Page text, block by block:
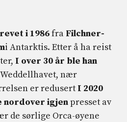
i 1986fra Filchner-
i Antarktis. Etter å ha reist
I over 30 år ble han
nær
er redusert I 2020
nordover igjenpresset av
de sørlige Orca-øyene